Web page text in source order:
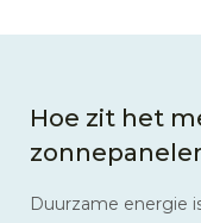
Hoe zit het
Duurzame energie